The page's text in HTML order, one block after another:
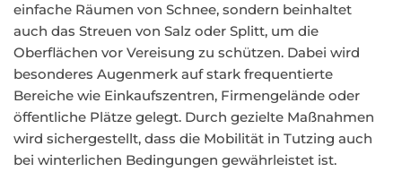
einfache Räumen von Schnee, sondern beinhaltet
auch das Streuen von Salz oder Splitt, um die
Oberflächen vor Vereisung zu schützen. Dabei wird
besonderes Augenmerk auf stark frequentierte
Bereiche wie Einkaufszentren, Firmengelände oder
öffentliche Plätze gelegt. Durch gezielte Maßnahmen
wird sichergestellt, dass die Mobilität in Tutzing auch
bei winterlichen Bedingungen gewährleistet ist.